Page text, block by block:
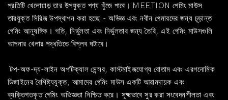
প্রতিটি খেলোয়াড় তার উপযুক্ত পণ্য খুঁজে পাবে। MEETION গেমিং মাউস
তারযুক্ত সিরিজ উপস্থাপন করা হচ্ছে - অভিজ্ঞ এবং নবীন গেমারদের জন্য চূড়ান্ত
গেমিং আনুষঙ্গিক। গতি, নির্ভুলতা এবং নির্ভুলতার জন্য তৈরি, এই গেমিং মাউসগুলি
আপনার খেলার পদ্ধতিতে বিপ্লব ঘটাবে।
টপ-অফ-দ্য-লাইন অপটিক্যাল সেন্সর, কাস্টমাইজযোগ্য বোতাম এবং এরগনোমিক
ডিজাইনের বৈশিষ্ট্যযুক্ত, আমাদের গেমিং মাউস একটি আরামদায়ক এবং
ব্যক্তিগতকৃত গেমিং অভিজ্ঞতা নিশ্চিত করে। সূক্ষ্মভাবে সুর করা সংবেদনশীলতা এবং